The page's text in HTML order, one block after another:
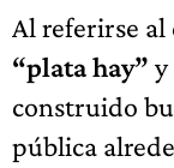
Al referirse al
“plata hay” y
construido
pública